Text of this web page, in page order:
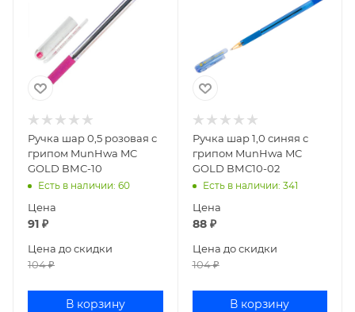
Ручка шар 0,5 розовая с
грипом MunHwa MC
GOLD ВМС-10
Есть в наличии: 60
Цена
91 ₽
Цена до скидки
104₽
В корзину
Ручка шар 1,0 синяя с
грипом MunHwa MC
GOLD ВМС10-02
Есть в наличии: 341
Цена
88₽
Цена до скидки
104₽
В корзину